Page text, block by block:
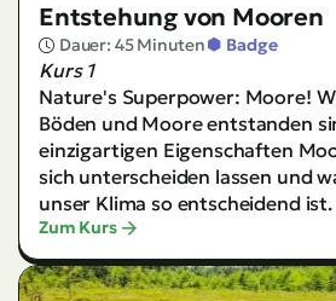
Entstehung von Mooren
Dauer: 45 Minuten Badge
Kurs 1
Nature's Superpower: Moore!
Böden und Moore entstanden
einzigartigen Eigenschaften
sich unterscheiden lassen und
unser Klima so entscheidend ist.
Zum Kurs